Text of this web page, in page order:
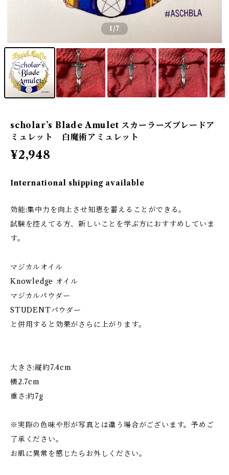
1/7
scholar’s Blade Amulet スカーラーズブレードア
ミュレット 白魔術アミュレット
¥2,948
International shipping available
効能:集中力を向上させ知恵を蓄えることができる。
試験を控えてる方、新しいことを学ぶ方におすすめしていま
す。
マジカルオイル
Knowledge オイル
マジカルパウダー
STUDENTパウダー
と併用すると効果がさらに上がります。
大きさ:縦約7.4cm
横2.7cm
重さ:約7g
※実際の色味や形が写真とは違う場合がございます。予めご
了承ください。
お肌に異常を感じたらお外しください。